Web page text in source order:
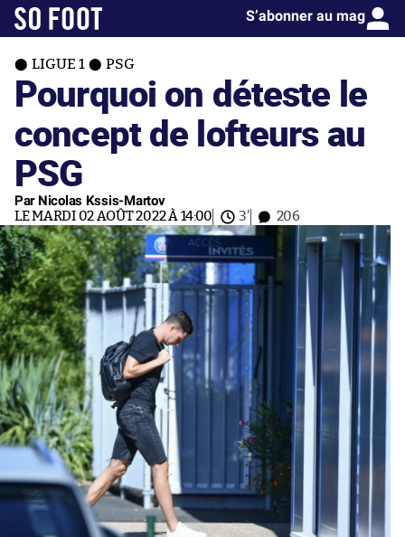
S’abonner au mag
LIGUE 1 PSG
Pourquoi on déteste le
concept de lofteurs au
PSG
Par Nicolas Kssis-Martov
LE MARDI 02 AOÛT 2022 À 14:00 3' 206